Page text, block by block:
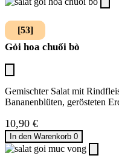
[53]
Gỏi hoa chuối bò
Gemischter Salat mit
Bananenblüten, gerösteten
10,90 €
In den Warenkorb 0